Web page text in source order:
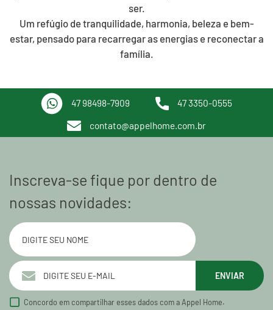
ser.
Um refúgio de tranquilidade, harmonia, beleza e bem-
estar, pensado para recarregar as energias e reconectar a
família.
47 98498-7909 47 3350-0555
contato@appelhome.com.br
Inscreva-se fique por dentro de
nossas novidades:
ENVIAR
Concordo em compartilhar esses dados com a Appel Home.